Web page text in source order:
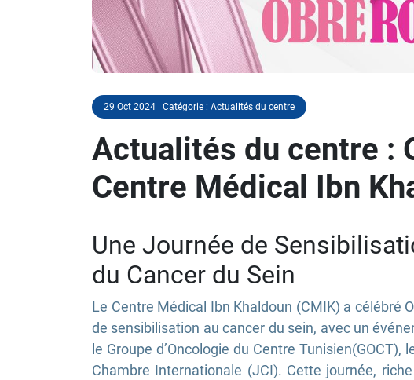
29 Oct 2024 | Catégorie : Actualités du centre
Actualités du centre :
Centre Médical Ibn
Une Journée de
du Cancer du Sein
Le Centre Médical Ibn Khaldoun (CMIK) a célébré
de sensibilisation au cancer du sein, avec un
le Groupe d’Oncologie du Centre
Chambre Internationale (JCI). Cette journée,